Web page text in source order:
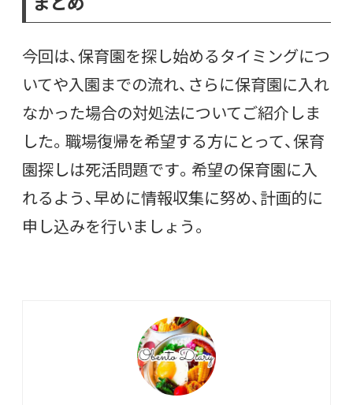
今回は、保育園を探し始めるタイミングにつ
いてや入園までの流れ、さらに保育園に入れ
なかった場合の対処法についてご紹介しま
した。職場復帰を希望する方にとって、保育
園探しは死活問題です。希望の保育園に入
れるよう、早めに情報収集に努め、計画的に
申し込みを行いましょう。